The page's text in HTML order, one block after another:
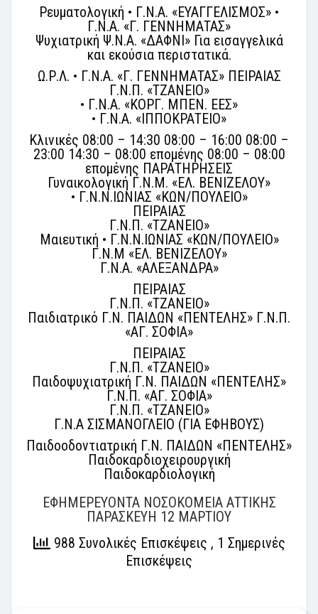
Ρευματολογική • Γ.Ν.Α. «ΕΥΑΓΓΕΛΙΣΜΟΣ» •
Γ.Ν.Α. «Γ. ΓΕΝΝΗΜΑΤΑΣ»
Ψυχιατρική Ψ.Ν.Α. «ΔΑΦΝΙ» Για εισαγγελικά
και εκούσια περιστατικά.
Ω.Ρ.Λ. • Γ.Ν.Α. «Γ. ΓΕΝΝΗΜΑΤΑΣ» ΠΕΙΡΑΙΑΣ
Γ.Ν.Π. «ΤΖΑΝΕΙΟ»
• Γ.Ν.Α. «ΚΟΡΓ. ΜΠΕΝ. ΕΕΣ»
• Γ.Ν.Α. «ΙΠΠΟΚΡΑΤΕΙΟ»
Κλινικές 08:00 – 14:30 08:00 – 16:00 08:00 –
23:00 14:30 – 08:00 επομένης 08:00 – 08:00
επομένης ΠΑΡΑΤΗΡΗΣΕΙΣ
Γυναικολογική Γ.Ν.Μ. «ΕΛ. ΒΕΝΙΖΕΛΟΥ»
• Γ.Ν.Ν.ΙΩΝΙΑΣ «ΚΩΝ/ΠΟΥΛΕΙΟ»
ΠΕΙΡΑΙΑΣ
Γ.Ν.Π. «ΤΖΑΝΕΙΟ»
Μαιευτική • Γ.Ν.Ν.ΙΩΝΙΑΣ «ΚΩΝ/ΠΟΥΛΕΙΟ»
Γ.Ν.Μ «ΕΛ. ΒΕΝΙΖΕΛΟΥ»
Γ.Ν.Α. «ΑΛΕΞΑΝΔΡΑ»
ΠΕΙΡΑΙΑΣ
Γ.Ν.Π. «ΤΖΑΝΕΙΟ»
Παιδιατρικό Γ.Ν. ΠΑΙΔΩΝ «ΠΕΝΤΕΛΗΣ» Γ.Ν.Π.
«ΑΓ. ΣΟΦΙΑ»
ΠΕΙΡΑΙΑΣ
Γ.Ν.Π. «ΤΖΑΝΕΙΟ»
Παιδοψυχιατρική Γ.Ν. ΠΑΙΔΩΝ «ΠΕΝΤΕΛΗΣ»
Γ.Ν.Π. «ΑΓ. ΣΟΦΙΑ»
Γ.Ν.Π. «ΤΖΑΝΕΙΟ»
Γ.Ν.Α ΣΙΣΜΑΝΟΓΛΕΙΟ (ΓΙΑ ΕΦΗΒΟΥΣ)
Παιδοοδοντιατρική Γ.Ν. ΠΑΙΔΩΝ «ΠΕΝΤΕΛΗΣ»
Παιδοκαρδιοχειρουργική
Παιδοκαρδιολογική
ΕΦΗΜΕΡΕΥΟΝΤΑ ΝΟΣΟΚΟΜΕΙΑ ΑΤΤΙΚΗΣ
ΠΑΡΑΣΚΕΥΗ 12 ΜΑΡΤΙΟΥ
988 Συνολικές Επισκέψεις , 1 Σημερινές
Επισκέψεις